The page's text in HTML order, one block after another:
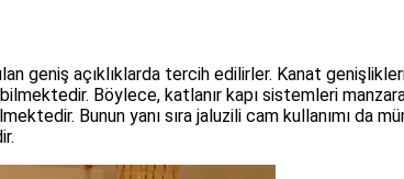
geniş açıklıklarda tercih edilirler. Kanat
Böylece, katlanır kapı sistemleri
Bunun yanı sıra jaluzili cam kullanımı da